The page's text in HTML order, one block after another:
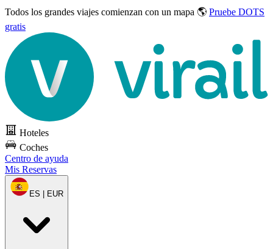
Todos los grandes viajes comienzan con un mapa 🌎 Pruebe DOTS
gratis
Hoteles
Coches
Centro de ayuda
Mis Reservas
ES | EUR